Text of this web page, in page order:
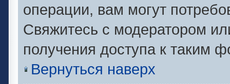
операции, вам могут
Свяжитесь с модератором
получения доступа к таким
Вернуться наверх